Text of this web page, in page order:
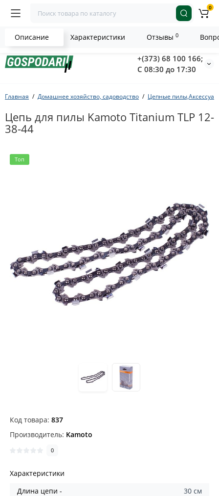
+(373) 68 100 166;
С 08:30 до 17:30
0
Главная Домашнее хозяйство, садоводство Цепные
Цепь для пилы Kamoto Titanium TLP 12-
38-44
Топ
Код товара: 837
Производитель: Kamoto
0
Характеристики
Длина цепи -
30 см
Описание Характеристики Отзывы 0